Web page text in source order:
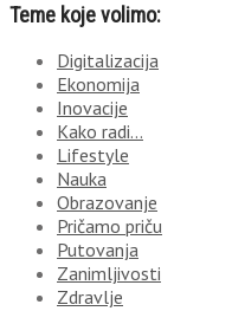
Teme koje volimo:
Digitalizacija
Ekonomija
Inovacije
Kako radi…
Lifestyle
Nauka
Obrazovanje
Pričamo priču
Putovanja
Zanimljivosti
Zdravlje